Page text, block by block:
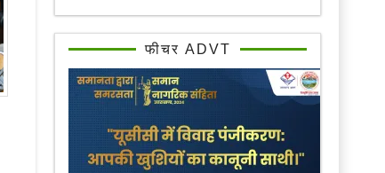
फीचर ADVT